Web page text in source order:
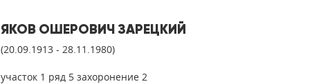
ЯКОВ ОШЕРОВИЧ ЗАРЕЦКИЙ
(20.09.1913 - 28.11.1980)
участок 1 ряд 5 захоронение 2